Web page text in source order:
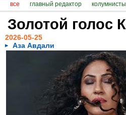
все главный редактор колумнисты
Золотой голос
2026-05-25
Аза Авдали